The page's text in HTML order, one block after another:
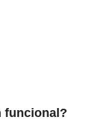
funcional?